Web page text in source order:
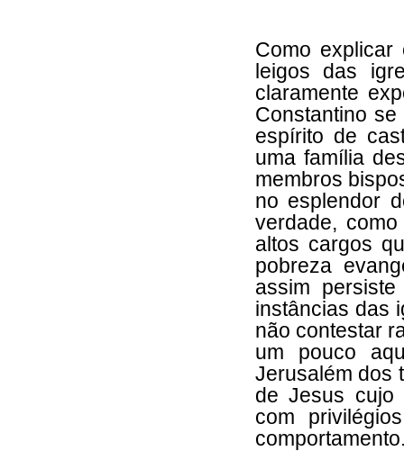
Como explicar
leigos das
claramente
Constantino
espírito de
uma família
membros
no esplendor
verdade,
altos cargos
pobreza
assim
instâncias das
não contestar
um pouco
Jerusalém dos
de Jesus cujo
com